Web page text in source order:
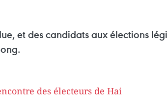
et des candidats aux élections